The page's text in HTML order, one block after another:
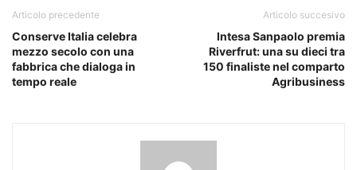
Articolo precedente
Conserve Italia celebra
mezzo secolo con una
fabbrica che dialoga in
tempo reale
Articolo succesivo
Intesa Sanpaolo premia
Riverfrut: una su dieci tra
150 finaliste nel comparto
Agribusiness